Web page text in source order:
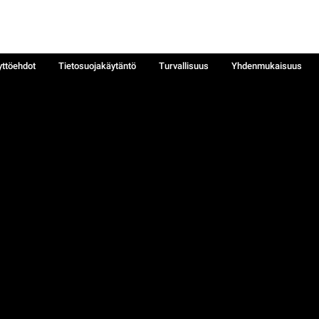
Tietosuojakäytäntö Turvallisuus
Yhdenmukaisuus